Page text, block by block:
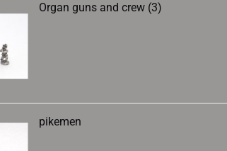
Organ guns and crew (3)
pikemen